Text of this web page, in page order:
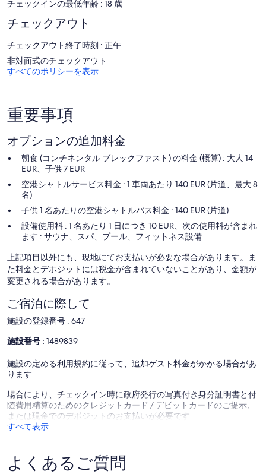
ーもご利用いただけます。
16 歳未満のお客様は、プールまたはフィットネス設備のご利用をご
遠慮ください。
次のレクリエーション設備は、施設内または近隣にあります。有料
となる場合もあります。
滞在中は 1 室のトリートメントルームがある館内スパで極上のひと
スパは毎日営業しています。16 歳未満のお客様は、スパのご利用を
ご遠慮ください。
チェックインの最低年齢 : 18 歳
チェックアウト
チェックアウト終了時刻 : 正午
非対面式のチェックアウト
すべてのポリシーを表示
重要事項
オプションの追加料金
朝食 (コンチネンタル ブレックファスト) の料金 (概算) : 大人 14
EUR、子供 7 EUR
空港シャトルサービス料金 : 1 車両あたり 140 EUR (片道、最大 8
名)
子供 1 名あたりの空港シャトルバス料金 : 140 EUR (片道)
設備使用料 : 1 名あたり 1 日につき 10 EUR、次の使用料が含まれ
ます : サウナ、スパ、プール、フィットネス設備
上記項目以外にも、現地にてお支払いが必要な場合があります。ま
た料金とデポジットには税金が含まれていないことがあり、金額が
変更される場合があります。
ご宿泊に際して
施設の登録番号 : 647
施設番号 : 1489839
施設の定める利用規約に従って、追加ゲスト料金がかかる場合があ
ります
場合により、チェックイン時に政府発行の写真付き身分証明書と付
随費用精算のためのクレジットカード / デビットカードのご提示、
または現金でのデポジットのお支払いが必要です
すべて表示
よくあるご質問